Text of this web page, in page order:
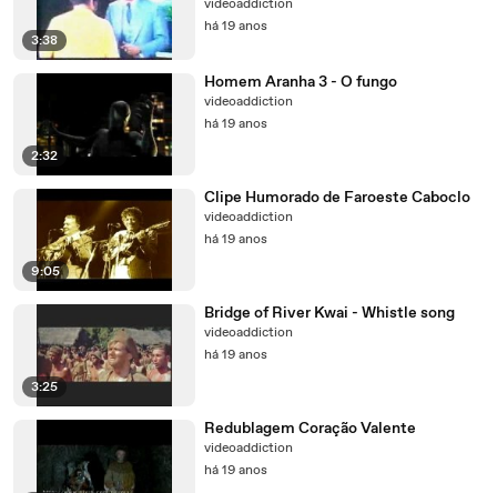
3:38
videoaddiction
há 19 anos
2:32
Homem Aranha 3 - O fungo
videoaddiction
há 19 anos
9:05
Clipe Humorado de Faroeste Caboclo
videoaddiction
há 19 anos
3:25
Bridge of River Kwai - Whistle song
videoaddiction
há 19 anos
Redublagem Coração Valente
videoaddiction
há 19 anos